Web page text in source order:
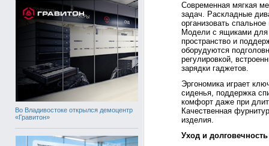
Во Владивостоке открылся демоцентр
«Гравитон»
Современная мягкая
задач. Раскладные
организовать
Модели с ящиками для
пространство и
оборудуются
регулировкой,
зарядки гаджетов.
Эргономика играет
сиденья, поддержка
комфорт даже при
Качественная
изделия.
Уход и долговечность